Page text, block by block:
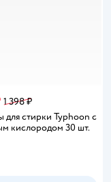
1 398 ₽
для стирки Typhoon с
кислородом 30 шт.